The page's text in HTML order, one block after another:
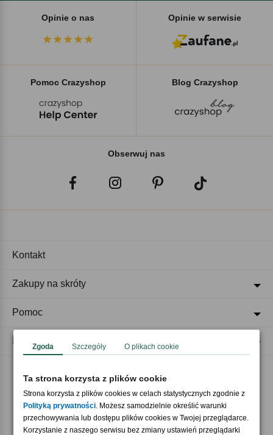
Opinie o nas Opinie w serwisie
Pomoc Crazyshop Blog Crazyshop
Obserwuj nas
Akceptujemy płatności
Kontakt
Zakupy na skróty
Pomoc
Zgoda Szczegóły O plikach cookie
Ta strona korzysta z plików cookie
Strona korzysta z plików cookies w celach statystycznych zgodnie z
Polityką prywatności. Możesz samodzielnie określić warunki
przechowywania lub dostępu plików cookies w Twojej przeglądarce.
Korzystanie z naszego serwisu bez zmiany ustawień przeglądarki